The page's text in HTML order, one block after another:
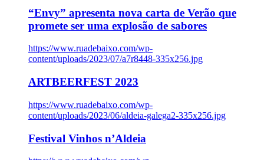
“Envy” apresenta nova carta de Verão que
promete ser uma explosão de sabores
https://www.ruadebaixo.com/wp-
content/uploads/2023/07/a7r8448-335x256.jpg
ARTBEERFEST 2023
https://www.ruadebaixo.com/wp-
content/uploads/2023/06/aldeia-galega2-335x256.jpg
Festival Vinhos n’Aldeia